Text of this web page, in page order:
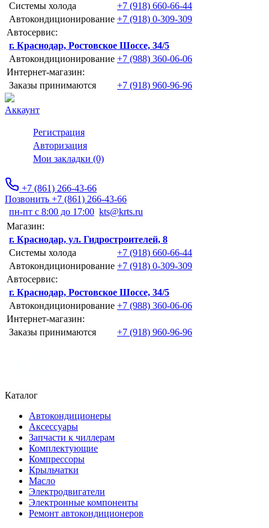
Системы холода
+7 (918) 660-66-44
Автокондиционирование +7 (918) 0-309-309
Автосервис:
г. Краснодар, Ростовское Шоссе, 34/5
Автокондиционирование +7 (988) 360-06-06
Интернет-магазин:
Заказы принимаются
+7 (918) 960-96-96
Аккаунт
Регистрация
Авторизация
Мои закладки (0)
+7 (861) 266-43-66
Позвонить +7 (861) 266-43-66
пн-пт с 8:00 до 17:00 kts@krts.ru
Магазин:
г. Краснодар, ул. Гидростроителей, 8
Системы холода
+7 (918) 660-66-44
Автокондиционирование +7 (918) 0-309-309
Автосервис:
г. Краснодар, Ростовское Шоссе, 34/5
Автокондиционирование +7 (988) 360-06-06
Интернет-магазин:
Заказы принимаются
+7 (918) 960-96-96
Каталог
Автокондиционеры
Аксессуары
Запчасти к чиллерам
Комплектующие
Компрессоры
Крыльчатки
Масло
Электродвигатели
Электронные компоненты
Ремонт автокондиционеров